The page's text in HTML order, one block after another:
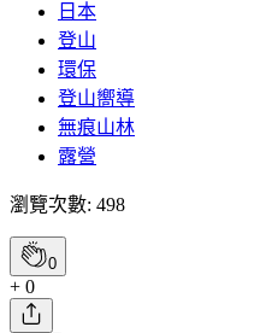
日本
登山
環保
登山嚮導
無痕山林
露營
瀏覽次數: 498
0
+ 0